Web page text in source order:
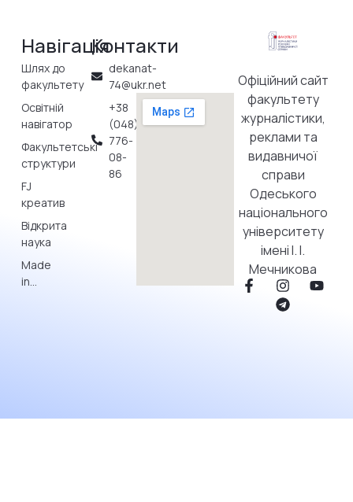
Офіційний сайт
факультету
журналістики,
реклами та
видавничої
справи
Одеського
національного
університету
імені І. І.
Мечникова
Навігація
Шлях до
факультету
Освітній
навігатор
Факультетські
структури
FJ
креатив
Відкрита
наука
Made
in…
Контакти
dekanat-
74@ukr.net
+38
(048)
776-
08-
86